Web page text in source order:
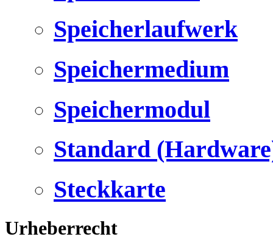
Speicherlaufwerk
Speichermedium
Speichermodul
Standard
Steckkarte
Urheberrecht